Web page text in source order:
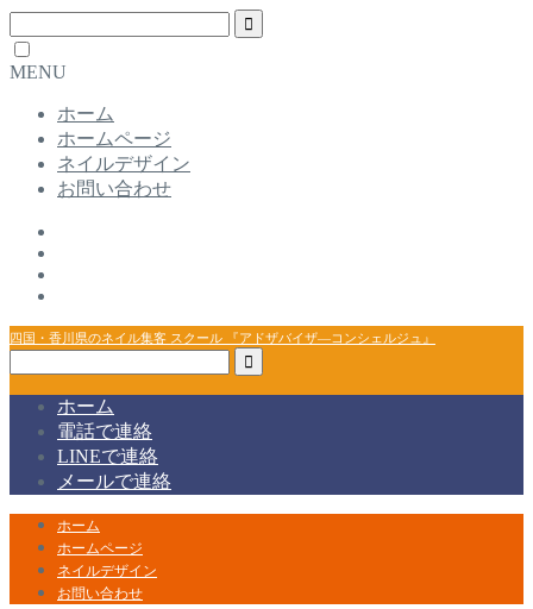
MENU
ホーム
ホームページ
ネイルデザイン
お問い合わせ
四国・香川県のネイル集客 スクール 『アドザバイザ―コンシェルジュ』
ホーム
電話で連絡
LINEで連絡
メールで連絡
ホーム
ホームページ
ネイルデザイン
お問い合わせ